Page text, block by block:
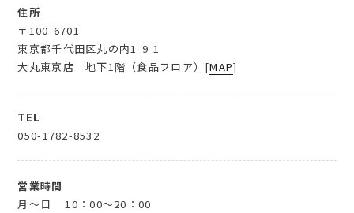
住所
〒100-6701
東京都千代田区丸の内1-9-1
大丸東京店 地下1階（食品フロア）[MAP]
TEL
050-1782-8532
営業時間
月～日
10：00～20：00